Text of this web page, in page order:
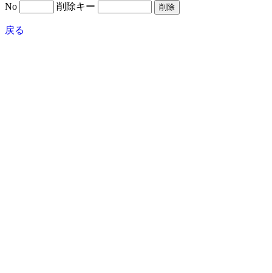
No
削除キー
戻る